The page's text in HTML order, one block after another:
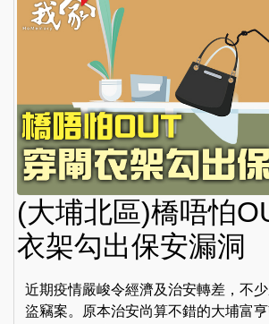
(大埔北區)橋唔怕
衣架勾出保安漏洞
近期疫情嚴峻令經濟及治安轉差，不
盜竊案。原本治安尚算不錯的大埔富